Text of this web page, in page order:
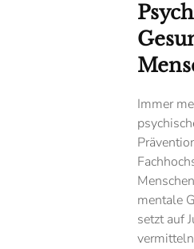
Immer
mentale
setzt auf